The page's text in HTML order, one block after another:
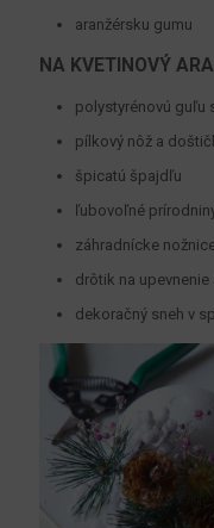
aranžérsku gumu
NA KVETINOVÝ
polystyrénovú guľu
pílkový nôž a
špicatú špajdľu
ľubovoľné
záhradnícke
drôtik na upevnenie
dekoračný sneh v